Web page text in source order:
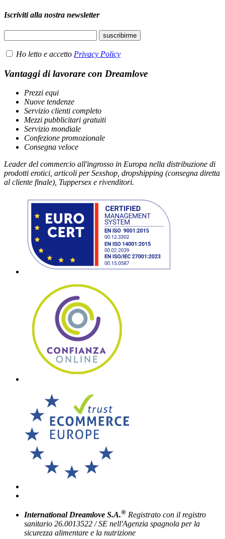
Iscriviti alla nostra newsletter
Ho letto e accetto Privacy Policy
Vantaggi di lavorare con Dreamlove
Prezzi equi
Nuove tendenze
Servizio clienti completo
Mezzi pubblicitari gratuiti
Servizio mondiale
Confezione promozionale
Consegna veloce
Leader del commercio all'ingrosso in Europa nella distribuzione di
prodotti erotici, articoli per Sexshop, dropshipping (consegna diretta
al cliente finale), Tuppersex e rivenditori.
International Dreamlove S.A.® Registrato con il registro
sanitario 26.0013522 / SE nell'Agenzia spagnola per la
sicurezza alimentare e la nutrizione